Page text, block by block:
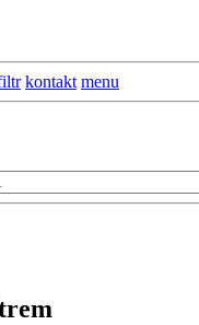
kontakt menu